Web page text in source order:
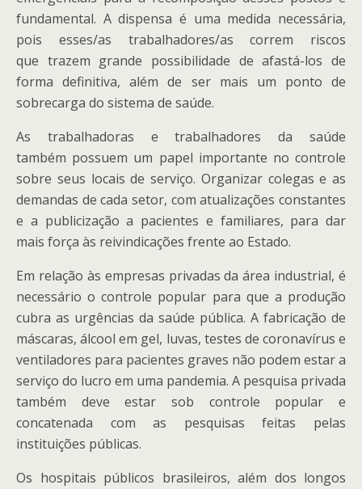
fundamental. A dispensa é uma medida necessária,
pois esses/as trabalhadores/as correm riscos
que trazem grande possibilidade de afastá-los de
forma definitiva,além de ser mais um ponto de
sobrecarga do sistema de saúde.
As trabalhadoras e trabalhadores da saúde
também possuem um papel importante no controle
sobre seus locais de serviço. Organizar colegas e as
demandas de cada setor, com atualizações constantes
e a publicização a pacientes e familiares, para dar
mais força às reivindicações frente ao Estado.
Em relação às empresas privadas da área industrial, é
necessário o controle popular para que a produção
cubra as urgências da saúde pública. A fabricação de
máscaras, álcool em gel, luvas, testes de coronavírus e
ventiladores para pacientes graves não podem estar a
serviço do lucro em uma pandemia. A pesquisa privada
também deve estar sob controle popular e
concatenada com as pesquisas feitas pelas
instituições públicas.
Os hospitais públicos brasileiros, além dos longos